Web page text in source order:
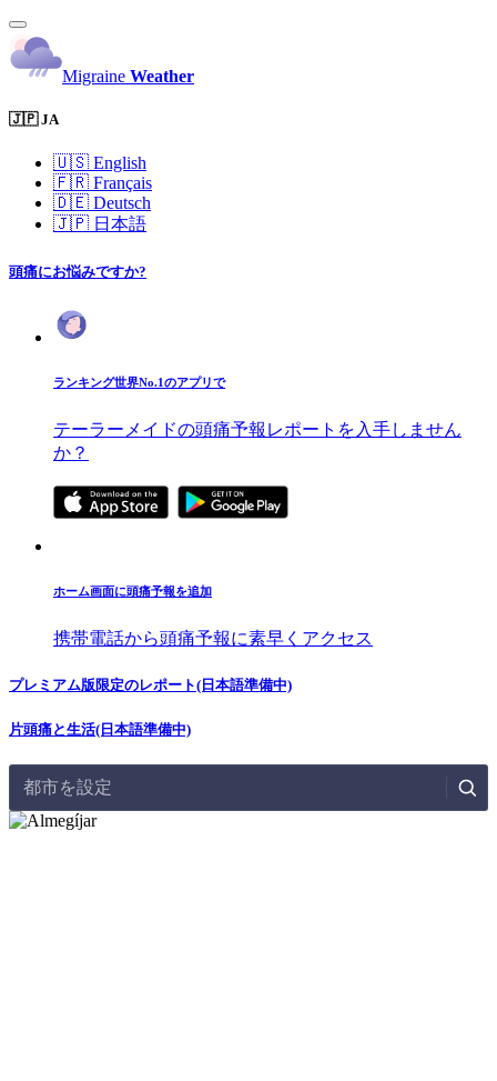
Migraine Weather
🇯🇵 JA
🇺🇸 English
🇫🇷 Français
🇩🇪 Deutsch
🇯🇵 日本語
頭痛にお悩みですか?
ランキング世界No.1のアプリで
テーラーメイドの頭痛予報レポートを入手しません
か？
ホーム画面に頭痛予報を追加
携帯電話から頭痛予報に素早くアクセス
プレミアム版限定のレポート(日本語準備中)
片頭痛と生活(日本語準備中)
都市を設定